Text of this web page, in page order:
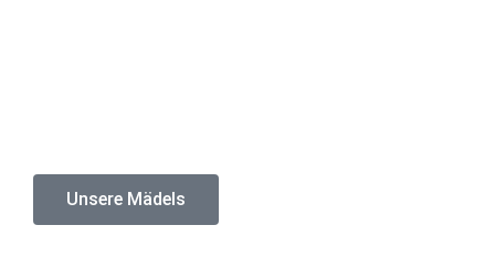
Unsere Mädels